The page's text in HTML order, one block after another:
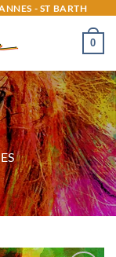
- ST BARTH
0